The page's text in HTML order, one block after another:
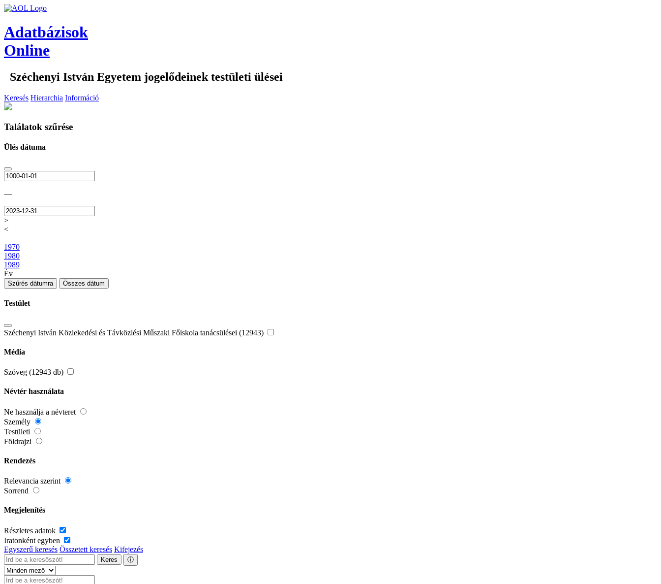
Adatbázisok
Online
Széchenyi István Egyetem jogelődeinek testületi ülései
Keresés Hierarchia Információ
Találatok szűrése
Ülés dátuma
—
>
<
1970
1980
1989
Év
Szűrés dátumra Összes dátum
Testület
Széchenyi István Közlekedési és Távközlési Műszaki Főiskola tanácsülései (12943)
Média
Szöveg (12943 db)
Névtér használata
Ne használja a névteret
Személy
Testületi
Földrajzi
Rendezés
Relevancia szerint
Sorrend
Megjelenítés
Részletes adatok
Iratonként egyben
Egyszerű keresés Összetett keresés Kifejezés
Keres ⓘ